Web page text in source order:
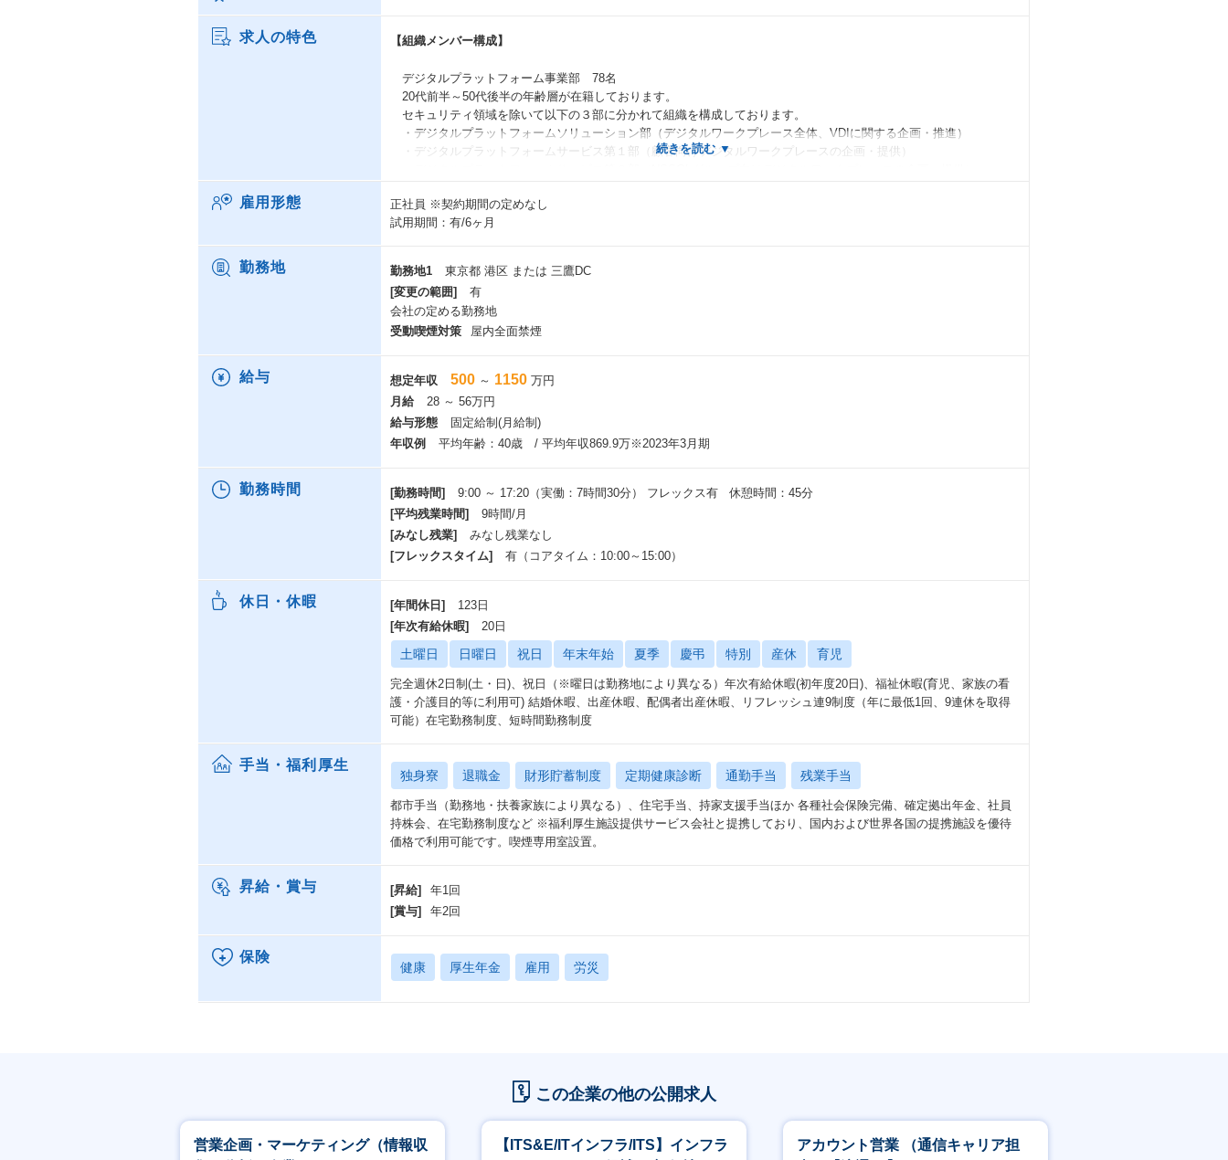
求人の特色 【組織メンバー構成】
デジタルプラットフォーム事業部 78名
20代前半～50代後半の年齢層が在籍しております。
セキュリティ領域を除いて以下の３部に分かれて組織を構成しております。
・デジタルプラットフォームソリューション部（デジタルワークプレース全体、VDIに関する企画・推進）
・デジタルプラットフォームサービス第１部（顧客向けデジタルワークプレースの企画・提供）
キャリア入社者も3割が在籍しており、新卒入社とキャリア入社に関わらずフラットに活躍できる環境です。
雇用形態 正社員 ※契約期間の定めなし
試用期間：有/6ヶ月
勤務地 勤務地1
東京都 港区 または 三鷹DC
[変更の範囲]
有
会社の定める勤務地
受動喫煙対策
屋内全面禁煙
給与 想定年収 500 ～ 1150 万円
月給
28 ～ 56万円
給与形態
固定給制(月給制)
年収例
平均年齢：40歳 / 平均年収869.9万※2023年3月期
勤務時間 [勤務時間]
9:00 ～ 17:20（実働：7時間30分） フレックス有 休憩時間：45分
[平均残業時間]
9時間/月
[みなし残業]
みなし残業なし
[フレックスタイム]
有（コアタイム：10:00～15:00）
休日・休暇 [年間休日]
123日
[年次有給休暇]
20日
土曜日 日曜日 祝日 年末年始 夏季 慶弔 特別 産休 育児
完全週休2日制(土・日)、祝日（※曜日は勤務地により異なる）年次有給休暇(初年度20日)、福祉休暇(育児、家族の看
護・介護目的等に利用可) 結婚休暇、出産休暇、配偶者出産休暇、リフレッシュ連9制度（年に最低1回、9連休を取得
可能）在宅勤務制度、短時間勤務制度
手当・福利厚生
独身寮 退職金 財形貯蓄制度 定期健康診断 通勤手当 残業手当
都市手当（勤務地・扶養家族により異なる）、住宅手当、持家支援手当ほか 各種社会保険完備、確定拠出年金、社員
持株会、在宅勤務制度など ※福利厚生施設提供サービス会社と提携しており、国内および世界各国の提携施設を優待
価格で利用可能です。喫煙専用室設置。
昇給・賞与 [昇給]
年1回
[賞与]
年2回
保険
健康 厚生年金 雇用 労災
この企業の他の公開求人
営業企画・マーケティング（情報収
【ITS&E/ITインフラ/ITS】インフラ
アカウント営業 （通信キャリア担